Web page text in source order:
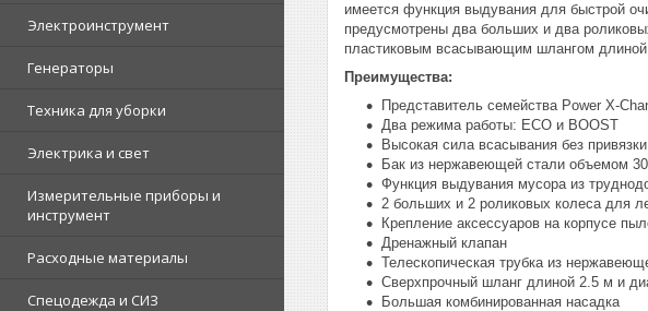
Электроинструмент
Генераторы
Техника для уборки
Электрика и свет
Измерительные приборы и
инструмент
Расходные материалы
Спецодежда и СИЗ
имеется функция выдувания для быстрой
предусмотрены два больших и два
пластиковым всасывающим шлангом длиной
Преимущества:
Представитель семейства Power X-
Два режима работы: ECO и BOOST
Высокая сила всасывания без
Бак из нержавеющей стали объемом
Функция выдувания мусора из
2 больших и 2 роликовых колеса для
Крепление аксессуаров на корпусе
Дренажный клапан
Телескопическая трубка из
Сверхпрочный шланг длиной 2.5 м и
Большая комбинированная насадка